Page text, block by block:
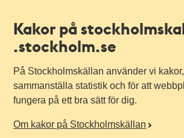
Kakor på
.stockholm.se
På Stockholmskällan använder vi
sammanställa statistik och för att
fungera på ett bra sätt för dig.
Om kakor på Stockholmskällan